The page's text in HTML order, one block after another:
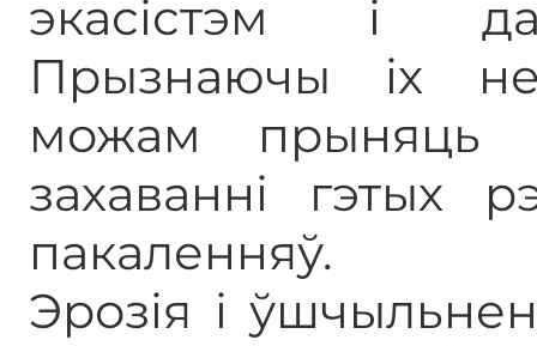
экасістэм і
Прызнаючы іх
можам прыняць
захаванні гэтых
пакаленняў.
Эрозія і